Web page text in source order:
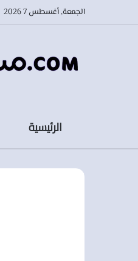
الجمعة, أغسطس 7 2026
الرئيسية